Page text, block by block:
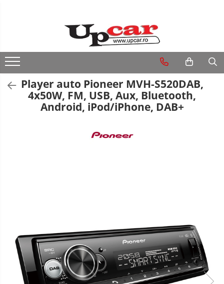
Electrice si Electronice
Electrocasnice Mici
Audio & Video
Player auto Pioneer MVH-S520DAB,
4x50W, FM, USB, Aux, Bluetooth,
Android, iPod/iPhone, DAB+